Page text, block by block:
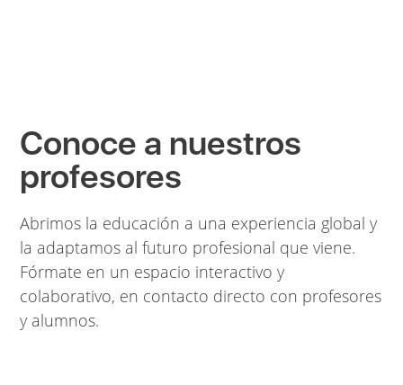
Conoce a nuestros
profesores
Abrimos la educación a una experiencia global y
la adaptamos al futuro profesional que viene.
Fórmate en un espacio interactivo y
colaborativo, en contacto directo con profesores
y alumnos.